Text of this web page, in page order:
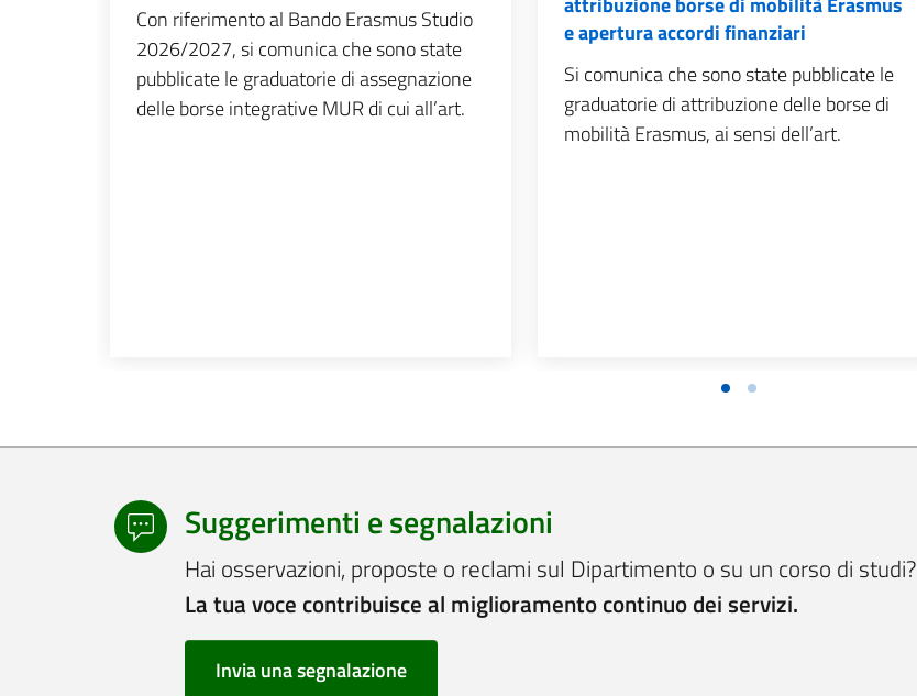
Con riferimento al Bando Erasmus Studio
2026/2027, si comunica che sono state
pubblicate le graduatorie di assegnazione
delle borse integrative MUR di cui all’art.
e apertura accordi finanziari
Si comunica che sono state pubblicate le
graduatorie di attribuzione delle borse di
mobilità Erasmus, ai sensi dell’art.
Suggerimenti e segnalazioni
Hai osservazioni, proposte o reclami sul Dipartimento o su un corso di studi?
La tua voce contribuisce al miglioramento continuo dei servizi.
Invia una segnalazione